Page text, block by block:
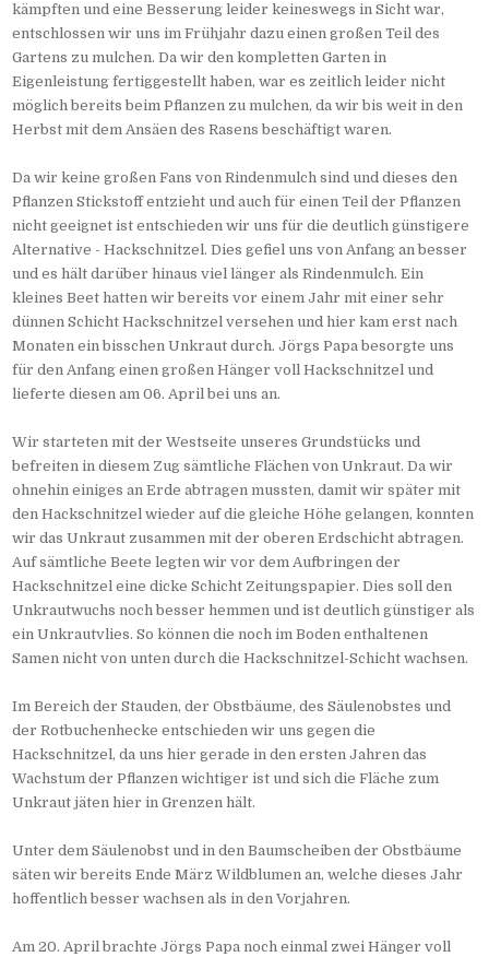
kämpften und eine Besserung leider keineswegs in Sicht war,
entschlossen wir uns im Frühjahr dazu einen großen Teil des
Gartens zu mulchen. Da wir den kompletten Garten in
Eigenleistung fertiggestellt haben, war es zeitlich leider nicht
möglich bereits beim Pflanzen zu mulchen, da wir bis weit in den
Herbst mit dem Ansäen des Rasens beschäftigt waren.
Da wir keine großen Fans von Rindenmulch sind und dieses den
Pflanzen Stickstoff entzieht und auch für einen Teil der Pflanzen
nicht geeignet ist entschieden wir uns für die deutlich günstigere
Alternative - Hackschnitzel. Dies gefiel uns von Anfang an besser
und es hält darüber hinaus viel länger als Rindenmulch. Ein
kleines Beet hatten wir bereits vor einem Jahr mit einer sehr
dünnen Schicht Hackschnitzel versehen und hier kam erst nach
Monaten ein bisschen Unkraut durch. Jörgs Papa besorgte uns
für den Anfang einen großen Hänger voll Hackschnitzel und
lieferte diesen am 06. April bei uns an.
Wir starteten mit der Westseite unseres Grundstücks und
befreiten in diesem Zug sämtliche Flächen von Unkraut. Da wir
ohnehin einiges an Erde abtragen mussten, damit wir später mit
den Hackschnitzel wieder auf die gleiche Höhe gelangen, konnten
wir das Unkraut zusammen mit der oberen Erdschicht abtragen.
Auf sämtliche Beete legten wir vor dem Aufbringen der
Hackschnitzel eine dicke Schicht Zeitungspapier. Dies soll den
Unkrautwuchs noch besser hemmen und ist deutlich günstiger als
ein Unkrautvlies. So können die noch im Boden enthaltenen
Samen nicht von unten durch die Hackschnitzel-Schicht wachsen.
Im Bereich der Stauden, der Obstbäume, des Säulenobstes und
der Rotbuchenhecke entschieden wir uns gegen die
Hackschnitzel, da uns hier gerade in den ersten Jahren das
Wachstum der Pflanzen wichtiger ist und sich die Fläche zum
Unkraut jäten hier in Grenzen hält.
Unter dem Säulenobst und in den Baumscheiben der Obstbäume
säten wir bereits Ende März Wildblumen an, welche dieses Jahr
hoffentlich besser wachsen als in den Vorjahren.
Am 20. April brachte Jörgs Papa noch einmal zwei Hänger voll